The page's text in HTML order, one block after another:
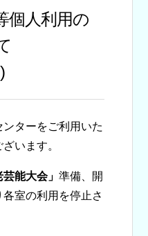
個人利用の
ターをご利用いた
います。
芸能大会」準備、開
室の利用を停止さ